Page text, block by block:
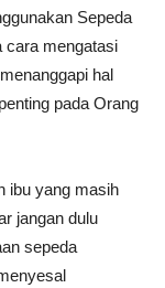
Sepeda
cara mengatasi
hal
pada Orang
ibu yang masih
jangan dulu
sepeda